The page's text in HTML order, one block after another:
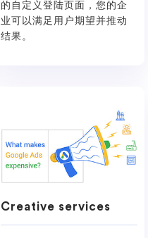
的自定义登陆页面，您的企
业可以满足用户期望并推动
结果。
Creative services